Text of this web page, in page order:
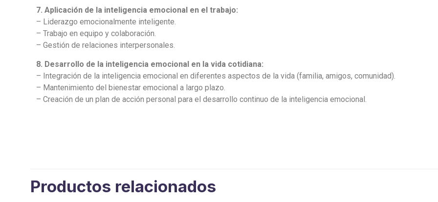
7. Aplicación de la inteligencia emocional en el trabajo:
– Liderazgo emocionalmente inteligente.
– Trabajo en equipo y colaboración.
– Gestión de relaciones interpersonales.
8. Desarrollo de la inteligencia emocional en la vida cotidiana:
– Integración de la inteligencia emocional en diferentes aspectos de la vida (familia, amigos, comunidad).
– Mantenimiento del bienestar emocional a largo plazo.
– Creación de un plan de acción personal para el desarrollo continuo de la inteligencia emocional.
Productos relacionados